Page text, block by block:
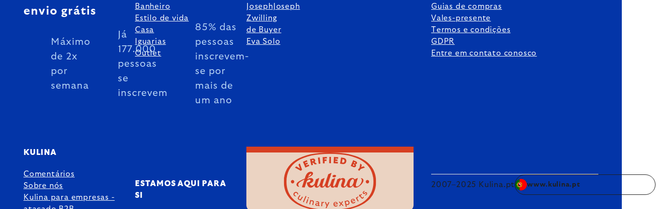
envio grátis
Máximo
de 2x
por
semana
Já
177.000
pessoas
se
inscrevem
85% das
pessoas
inscrevem-
se por
mais de
um ano
Banheiro
Estilo de vida
Casa
Iguarias
Outlet
JosephJoseph
Zwilling
de Buyer
Eva Solo
Guias de compras
Vales-presente
Termos e condições
GDPR
Entre em contato conosco
KULINA
Comentários
Sobre nós
Kulina para empresas -
ESTAMOS AQUI PARA
SI
2007–2025 Kulina.pt www.kulina.pt